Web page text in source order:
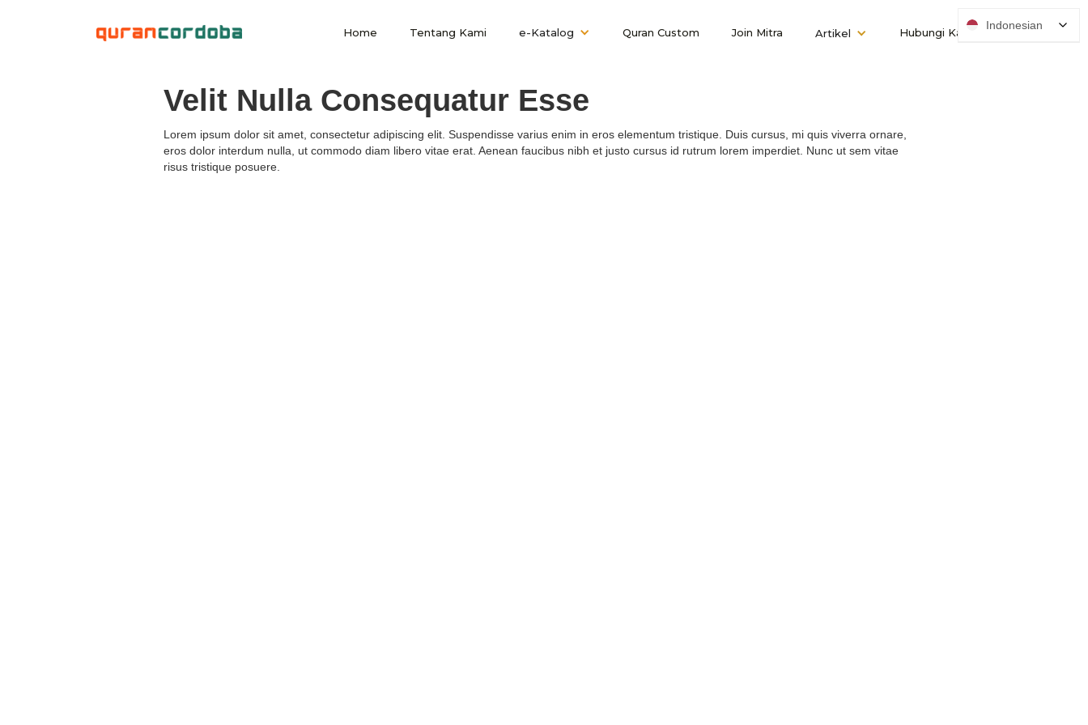
Home Tentang Kami e-Katalog Quran Custom Join Mitra Artikel Hubungi Kami
Velit Nulla Consequatur Esse
Lorem ipsum dolor sit amet, consectetur adipiscing elit. Suspendisse varius enim in eros elementum tristique. Duis cursus, mi quis viverra ornare,
eros dolor interdum nulla, ut commodo diam libero vitae erat. Aenean faucibus nibh et justo cursus id rutrum lorem imperdiet. Nunc ut sem vitae
risus tristique posuere.
Indonesian